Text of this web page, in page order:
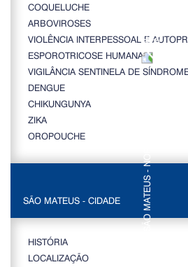
COQUELUCHE
ARBOVIROSES
VIOLÊNCIA INTERPESSOAL E
ESPOROTRICOSE HUMANA
VIGILÂNCIA SENTINELA DE
DENGUE
CHIKUNGUNYA
ZIKA
OROPOUCHE
SÃO MATEUS - CIDADE
HISTÓRIA
LOCALIZAÇÃO